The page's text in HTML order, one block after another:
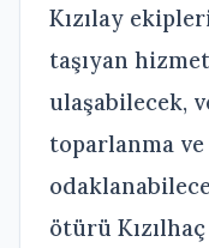
Kızılay
taşıyan
ulaşabilecek,
toparlanma
ötürü